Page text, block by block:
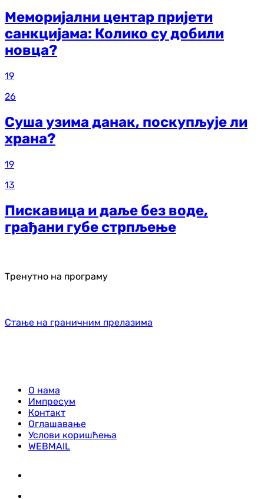
Меморијални центар пријети
санкцијама: Колико су добили
новца?
19
26
Суша узима данак, поскупљује ли
храна?
19
13
Пискавица и даље без воде,
грађани губе стрпљење
Тренутно на програму
Стање на граничним прелазима
О нама
Импресум
Контакт
Оглашавање
Услови коришћења
WEBMAIL